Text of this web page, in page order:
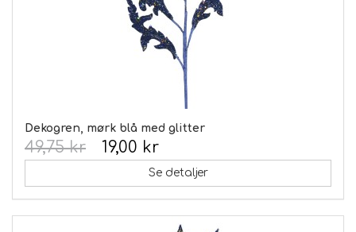
Dekogren, mørk blå med glitter
19,00 kr
49,75 kr
Se detaljer